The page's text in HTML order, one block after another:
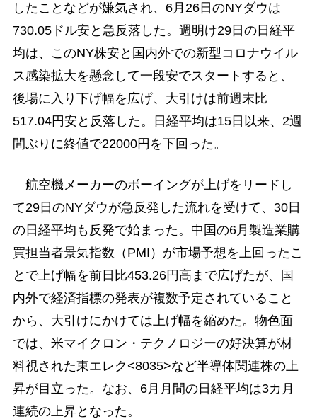
したことなどが嫌気され、6月26日のNYダウは
730.05ドル安と急反落した。週明け29日の日経平
均は、このNY株安と国内外での新型コロナウイル
ス感染拡大を懸念して一段安でスタートすると、
後場に入り下げ幅を広げ、大引けは前週末比
517.04円安と反落した。日経平均は15日以来、2週
間ぶりに終値で22000円を下回った。
航空機メーカーのボーイングが上げをリードし
て29日のNYダウが急反発した流れを受けて、30日
の日経平均も反発で始まった。中国の6月製造業購
買担当者景気指数（PMI）が市場予想を上回ったこ
とで上げ幅を前日比453.26円高まで広げたが、国
内外で経済指標の発表が複数予定されていること
から、大引けにかけては上げ幅を縮めた。物色面
では、米マイクロン・テクノロジーの好決算が材
料視された東エレク<8035>など半導体関連株の上
昇が目立った。なお、6月月間の日経平均は3カ月
連続の上昇となった。